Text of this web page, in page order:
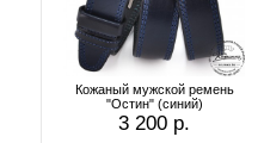
Кожаный мужской ремень
"Остин" (синий)
3 200 р.